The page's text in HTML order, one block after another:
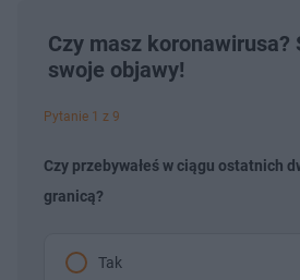
Czy masz koronawirusa?
swoje objawy!
Pytanie 1 z 9
Czy przebywałeś w ciągu ostatnich
granicą?
Tak